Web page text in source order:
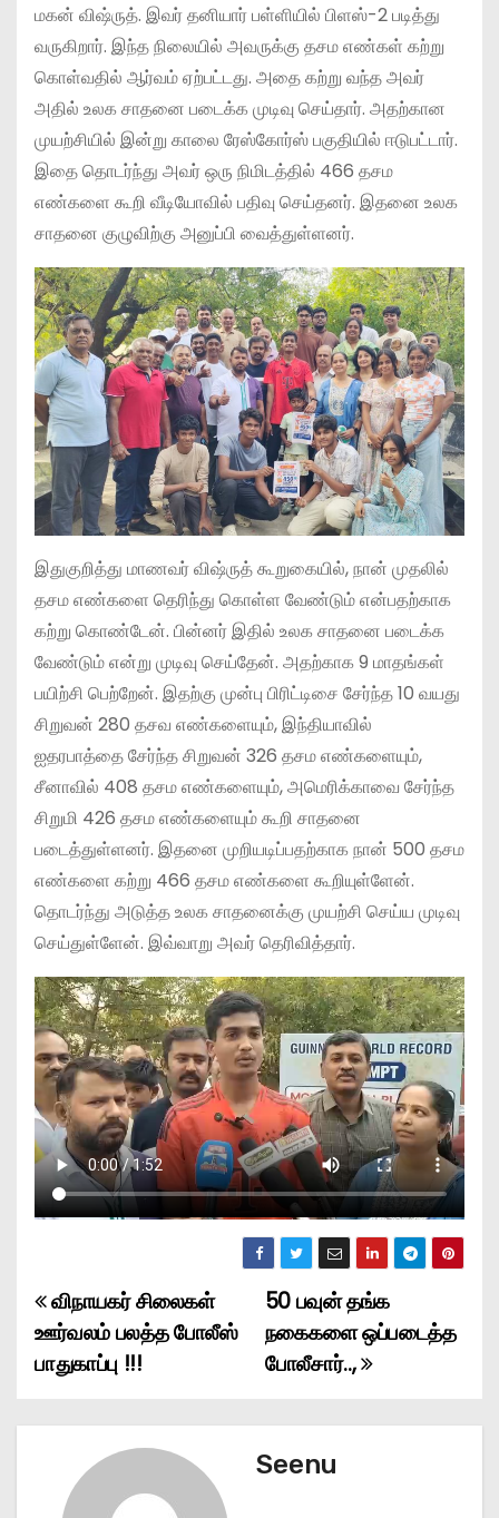
மகன் விஷ்ருத். இவர் தனியார் பள்ளியில் பிளஸ்-2 படித்து
வருகிறார். இந்த நிலையில் அவருக்கு தசம எண்கள் கற்று
கொள்வதில் ஆர்வம் ஏற்பட்டது. அதை கற்று வந்த அவர்
அதில் உலக சாதனை படைக்க முடிவு செய்தார். அதற்கான
முயற்சியில் இன்று காலை ரேஸ்கோர்ஸ் பகுதியில் ஈடுபட்டார்.
இதை தொடர்ந்து அவர் ஒரு நிமிடத்தில் 466 தசம
எண்களை கூறி வீடியோவில் பதிவு செய்தனர். இதனை உலக
சாதனை குழுவிற்கு அனுப்பி வைத்துள்ளனர்.
இதுகுறித்து மாணவர் விஷ்ருத் கூறுகையில், நான் முதலில்
தசம எண்களை தெரிந்து கொள்ள வேண்டும் என்பதற்காக
கற்று கொண்டேன். பின்னர் இதில் உலக சாதனை படைக்க
வேண்டும் என்று முடிவு செய்தேன். அதற்காக 9 மாதங்கள்
பயிற்சி பெற்றேன். இதற்கு முன்பு பிரிட்டிசை சேர்ந்த 10 வயது
சிறுவன் 280 தசவ எண்களையும், இந்தியாவில்
ஐதரபாத்தை சேர்ந்த சிறுவன் 326 தசம எண்களையும்,
சீனாவில் 408 தசம எண்களையும், அமெரிக்காவை சேர்ந்த
சிறுமி 426 தசம எண்களையும் கூறி சாதனை
படைத்துள்ளனர். இதனை முறியடிப்பதற்காக நான் 500 தசம
எண்களை கற்று 466 தசம எண்களை கூறியுள்ளேன்.
தொடர்ந்து அடுத்த உலக சாதனைக்கு முயற்சி செய்ய முடிவு
செய்துள்ளேன். இவ்வாறு அவர் தெரிவித்தார்.
P
o
50 பவுன் தங்க
நகைகளை ஒப்படைத்த
போலீசார்..,
விநாயகர் சிலைகள்
ஊர்வலம் பலத்த போலீஸ்
பாதுகாப்பு !!!
Seenu